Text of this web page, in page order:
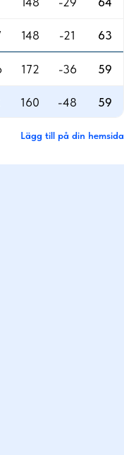
148 -21 63
172 -36 59
160 -48 59
Lägg till på din hemsida